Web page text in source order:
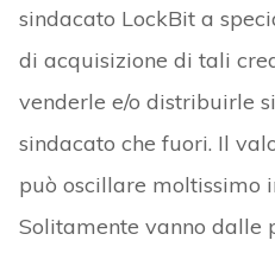
sindacato LockBit a
di acquisizione di tali
venderle e/o distribuirle
sindacato che fuori. Il
può oscillare moltissimo
Solitamente vanno dalle